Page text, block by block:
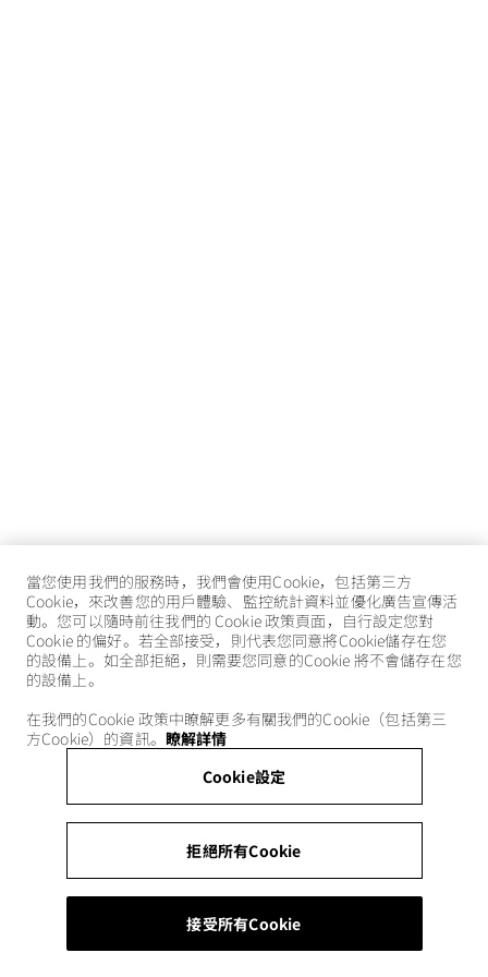
當您使用我們的服務時，我們會使用Cookie，包括第三方
Cookie，來改善您的用戶體驗、監控統計資料並優化廣告宣傳活
動。您可以隨時前往我們的 Cookie 政策頁面，自行設定您對
Cookie 的偏好。若全部接受，則代表您同意將Cookie儲存在您
的設備上。如全部拒絕，則需要您同意的Cookie 將不會儲存在您
的設備上。
在我們的Cookie 政策中瞭解更多有關我們的Cookie（包括第三
方Cookie）的資訊。 瞭解詳情
Cookie設定
拒絕所有Cookie
接受所有Cookie